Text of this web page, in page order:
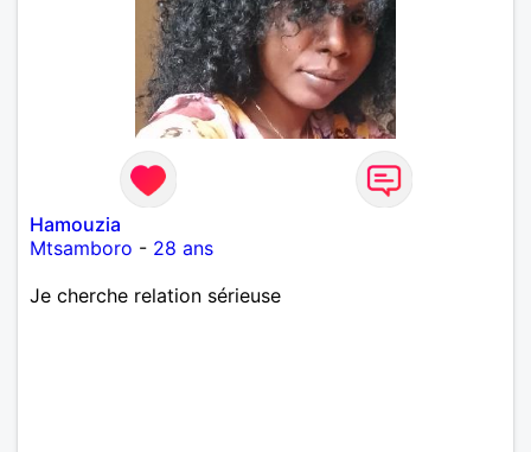
Hamouzia
Mtsamboro - 28 ans
Je cherche relation sérieuse